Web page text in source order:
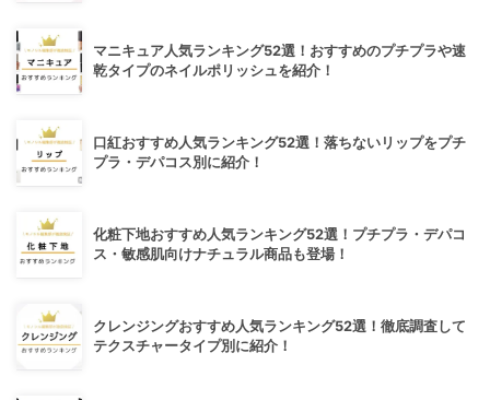
マニキュア人気ランキング52選！おすすめのプチプラや速
乾タイプのネイルポリッシュを紹介！
口紅おすすめ人気ランキング52選！落ちないリップをプチ
プラ・デパコス別に紹介！
化粧下地おすすめ人気ランキング52選！プチプラ・デパコ
ス・敏感肌向けナチュラル商品も登場！
クレンジングおすすめ人気ランキング52選！徹底調査して
テクスチャータイプ別に紹介！